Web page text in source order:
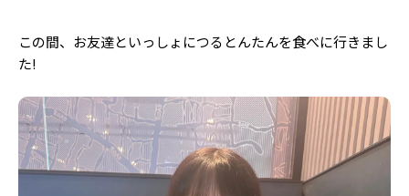
Seventeen
Follow us
この間、お友達といっしょにつるとんたんを食べに行きまし
た!